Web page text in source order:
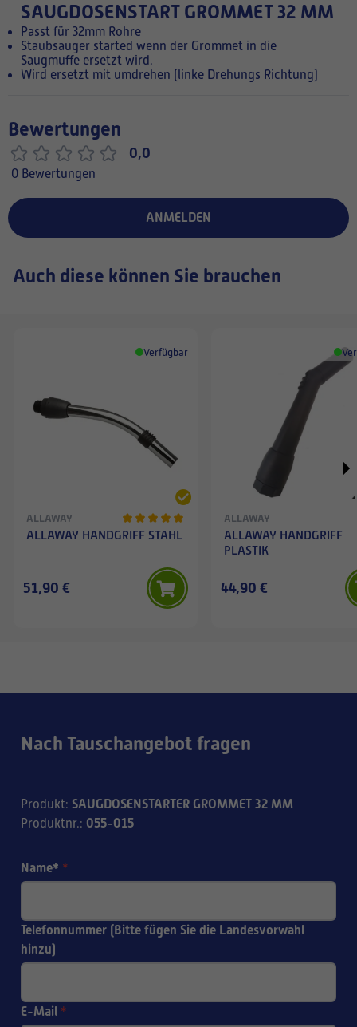
SAUGDOSENSTART GROMMET 32 MM
Passt für 32mm Rohre
Staubsauger started wenn der Grommet in die
Saugmuffe ersetzt wird.
Wird ersetzt mit umdrehen (linke Drehungs Richtung)
Bewertungen
0,0
0 Bewertungen
ANMELDEN
Auch diese können Sie brauchen
Verfügbar
ALLAWAY
ALLAWAY HANDGRIFF STAHL
51,90 €
ALLAWAY
ALLAWAY HANDGRIFF
PLASTIK
44,90 €
Nach Tauschangebot fragen
Produkt: SAUGDOSENSTARTER GROMMET 32 MM
Produktnr.: 055-015
Name* *
Telefonnummer (Bitte fügen Sie die Landesvorwahl
hinzu)
E-Mail *